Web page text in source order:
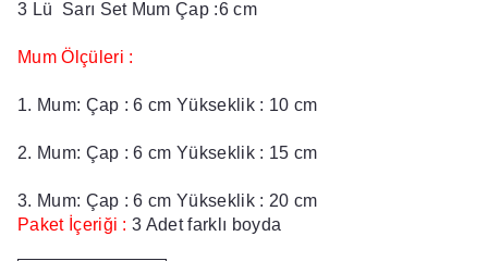
3 Lü Sarı Set Mum Çap :6 cm
Mum Ölçüleri :
1. Mum: Çap : 6 cm Yükseklik : 10 cm
2. Mum: Çap : 6 cm Yükseklik : 15 cm
3. Mum: Çap : 6 cm Yükseklik : 20 cm
Paket İçeriği : 3 Adet farklı boyda